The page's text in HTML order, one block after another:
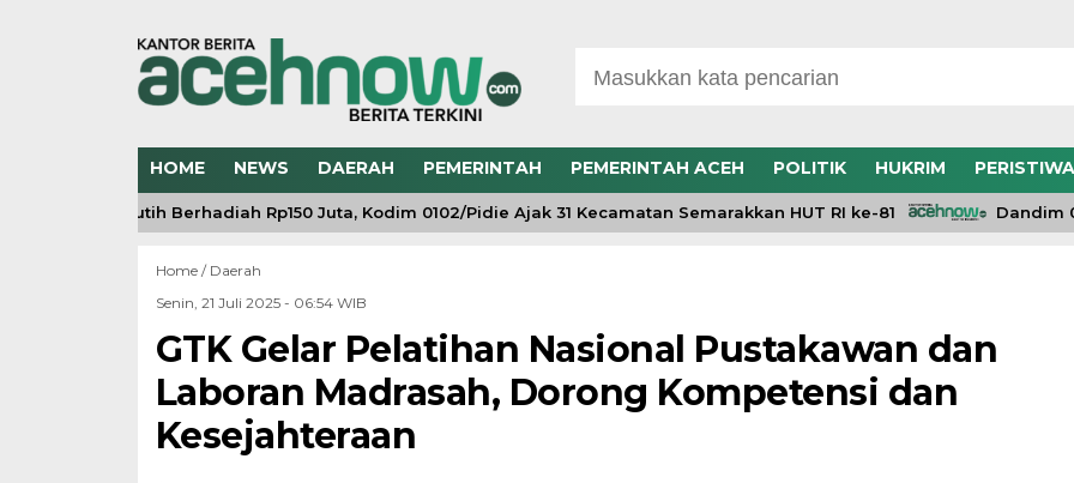
HOME NEWS DAERAH PEMERINTAH PEMERINTAH ACEH POLITIK HUKRIM PERISTIWA
Merah Putih Berhadiah Rp150 Juta, Kodim 0102/Pidie Ajak 31 Kecamatan Semarakkan HUT RI ke-81 Dandim
Home / Daerah
Senin, 21 Juli 2025 - 06:54 WIB
GTK Gelar Pelatihan Nasional Pustakawan dan
Laboran Madrasah, Dorong Kompetensi dan
Kesejahteraan